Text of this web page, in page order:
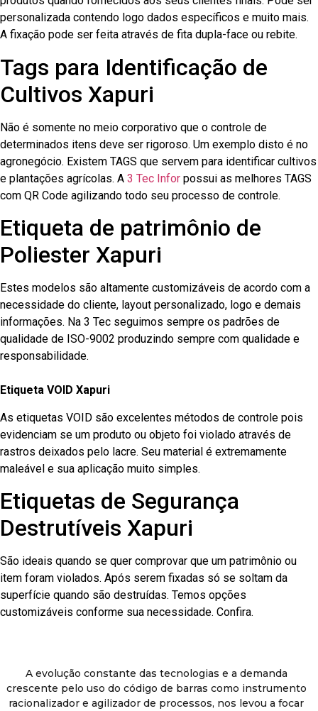
personalizada contendo logo dados específicos e muito mais.
A fixação pode ser feita através de fita dupla-face ou rebite.
Tags para Identificação de
Cultivos Xapuri
Não é somente no meio corporativo que o controle de
determinados itens deve ser rigoroso. Um exemplo disto é no
agronegócio. Existem TAGS que servem para identificar cultivos
e plantações agrícolas. A 3 Tec Infor possui as melhores TAGS
com QR Code agilizando todo seu processo de controle.
Etiqueta de patrimônio de
Poliester Xapuri
Estes modelos são altamente customizáveis de acordo com a
necessidade do cliente, layout personalizado, logo e demais
informações. Na 3 Tec seguimos sempre os padrões de
qualidade de ISO-9002 produzindo sempre com qualidade e
responsabilidade.
Etiqueta VOID Xapuri
As etiquetas VOID são excelentes métodos de controle pois
evidenciam se um produto ou objeto foi violado através de
rastros deixados pelo lacre. Seu material é extremamente
maleável e sua aplicação muito simples.
Etiquetas de Segurança
Destrutíveis Xapuri
São ideais quando se quer comprovar que um patrimônio ou
item foram violados. Após serem fixadas só se soltam da
superfície quando são destruídas. Temos opções
customizáveis conforme sua necessidade. Confira.
A evolução constante das tecnologias e a demanda
crescente pelo uso do código de barras como instrumento
racionalizador e agilizador de processos, nos levou a focar